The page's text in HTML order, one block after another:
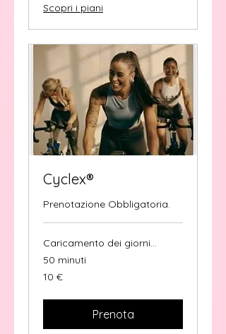
Scopri i piani
Cyclex®
Prenotazione Obbligatoria.
Caricamento dei giorni...
50 minuti
10
euro
10 €
Prenota